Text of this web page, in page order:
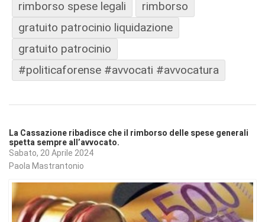
rimborso spese legali
rimborso
gratuito patrocinio liquidazione
gratuito patrocinio
#politicaforense #avvocati #avvocatura
La Cassazione ribadisce che il rimborso delle spese generali
spetta sempre all’avvocato.
Sabato, 20 Aprile 2024
Paola Mastrantonio